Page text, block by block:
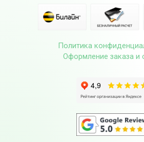
Политика
Оформление заказа и